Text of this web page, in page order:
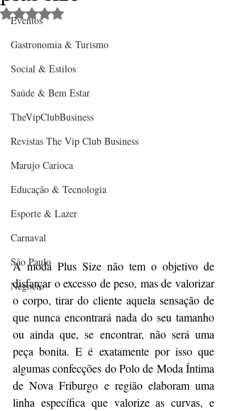
Eventos
Gastronomia & Turismo
Social & Estilos
Saúde & Bem Estar
TheVipClubBusiness
Revistas The Vip Club Business
Marujo Carioca
Educação & Tecnologia
Esporte & Lazer
Carnaval
São Paulo
Negocio
Avaliado com NaN de 5 estrelas.
A moda Plus Size não tem o objetivo de
disfarçar o excesso de peso, mas de valorizar
o corpo, tirar do cliente aquela sensação de
que nunca encontrará nada do seu tamanho
ou ainda que, se encontrar, não será uma
peça bonita. E é exatamente por isso que
algumas confecções do Polo de Moda Íntima
de Nova Friburgo e região elaboram uma
linha específica que valorize as curvas, e